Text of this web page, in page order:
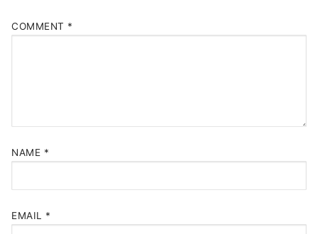
COMMENT *
NAME *
EMAIL *